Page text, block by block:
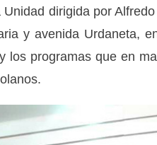
dirigida por
y avenida Urdaneta,
los programas que en